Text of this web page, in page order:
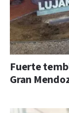
Fuerte
Gran